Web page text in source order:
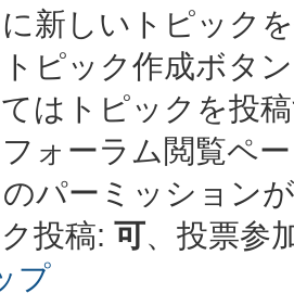
新しいトピック
ピック作成ボタ
はトピックを投
ォーラム閲覧ペ
パーミッション
投稿: 可、投票参
プ